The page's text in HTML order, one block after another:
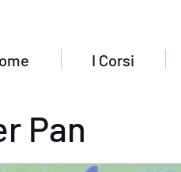
I Corsi
Pan